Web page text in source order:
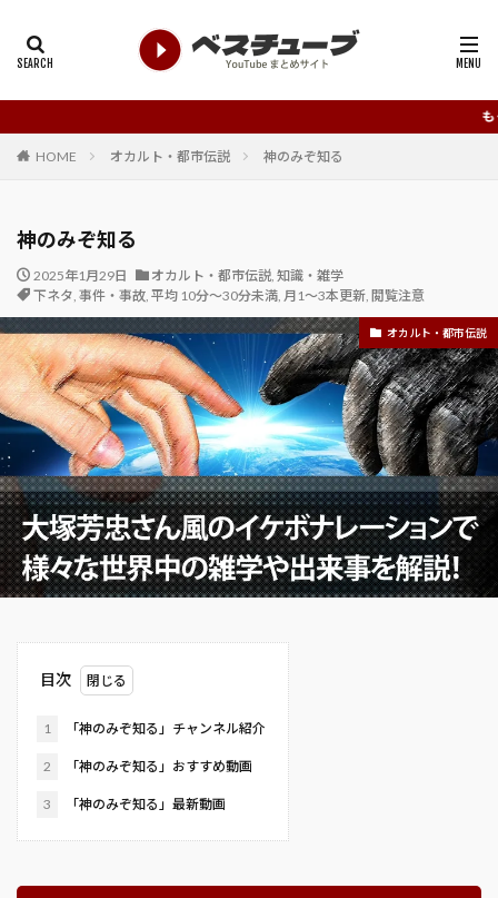
もっと知って欲し
HOME オカルト・都市伝説 神のみぞ知る
神のみぞ知る
2025年1月29日 オカルト・都市伝説, 知識・雑学
下ネタ, 事件・事故, 平均 10分～30分未満, 月1～3本更新, 閲覧注意
オカルト・都市伝説
目次
1 「神のみぞ知る」チャンネル紹介
2 「神のみぞ知る」おすすめ動画
3 「神のみぞ知る」最新動画